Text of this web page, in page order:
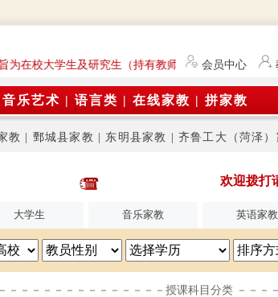
在校大学生及研究生（持有教师资格证）提供勤工
会员中心
音乐艺术 | 语言类 | 在线家教 | 拼家教
教 鄄城县家教 东明县家教 齐鲁工大（菏泽）
欢迎拨打
大学生 音乐家教 英语家教
－－－－－－－－－－－－－－－授课科目分类 －－－